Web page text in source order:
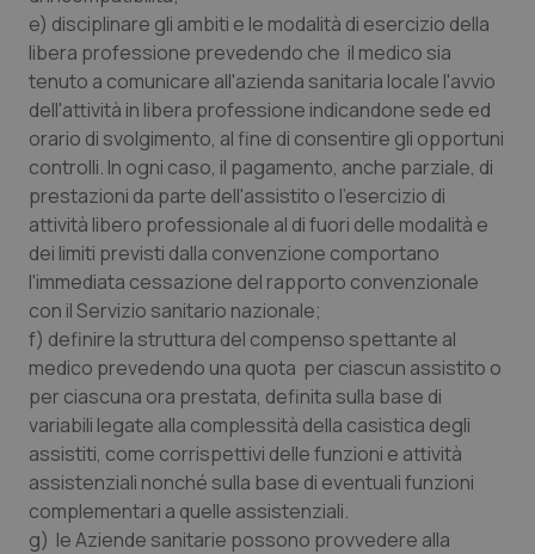
Salute orale & impianti
Sangue & coagulazione
Tiroide
Tumore al seno
Tumore ovarico
Tumori del Polmone & Testa Collo
Tumori gastrointestinali
Ulcera & Reflusso
Vaccini
e) disciplinare gli ambiti e le modalità di esercizio della
libera professione prevedendo che il medico sia
tenuto a comunicare all'azienda sanitaria locale l'avvio
dell'attività in libera professione indicandone sede ed
orario di svolgimento, al fine di consentire gli opportuni
controlli. In ogni caso, il pagamento, anche parziale, di
prestazioni da parte dell'assistito o l'esercizio di
attività libero professionale al di fuori delle modalità e
dei limiti previsti dalla convenzione comportano
l'immediata cessazione del rapporto convenzionale
con il Servizio sanitario nazionale;
f) definire la struttura del compenso spettante al
medico prevedendo una quota per ciascun assistito o
per ciascuna ora prestata, definita sulla base di
variabili legate alla complessità della casistica degli
assistiti, come corrispettivi delle funzioni e attività
assistenziali nonché sulla base di eventuali funzioni
complementari a quelle assistenziali.
g) le Aziende sanitarie possono provvedere alla